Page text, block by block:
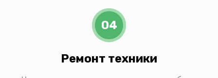
04
Ремонт техники